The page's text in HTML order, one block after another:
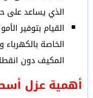
الذي يساعد على
القيام بتوفير
الخاصة
المكيف دون
أهمية عزل